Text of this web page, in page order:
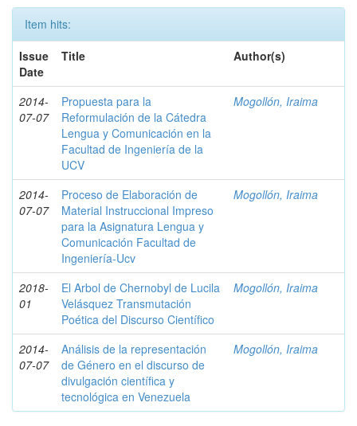
Item hits:
Issue
Date
Title Author(s)
2014-
07-07
Propuesta para la
Reformulación de la Cátedra
Lengua y Comunicación en la
Facultad de Ingeniería de la
UCV
Mogollón, Iraima
2014-
07-07
Proceso de Elaboración de
Material Instruccional Impreso
para la Asignatura Lengua y
Comunicación Facultad de
Ingeniería-Ucv
Mogollón, Iraima
2018-
01
El Arbol de Chernobyl de Lucila
Velásquez Transmutación
Poética del Discurso Científico
Mogollón, Iraima
2014-
07-07
Análisis de la representación
de Género en el discurso de
divulgación científica y
tecnológica en Venezuela
Mogollón, Iraima